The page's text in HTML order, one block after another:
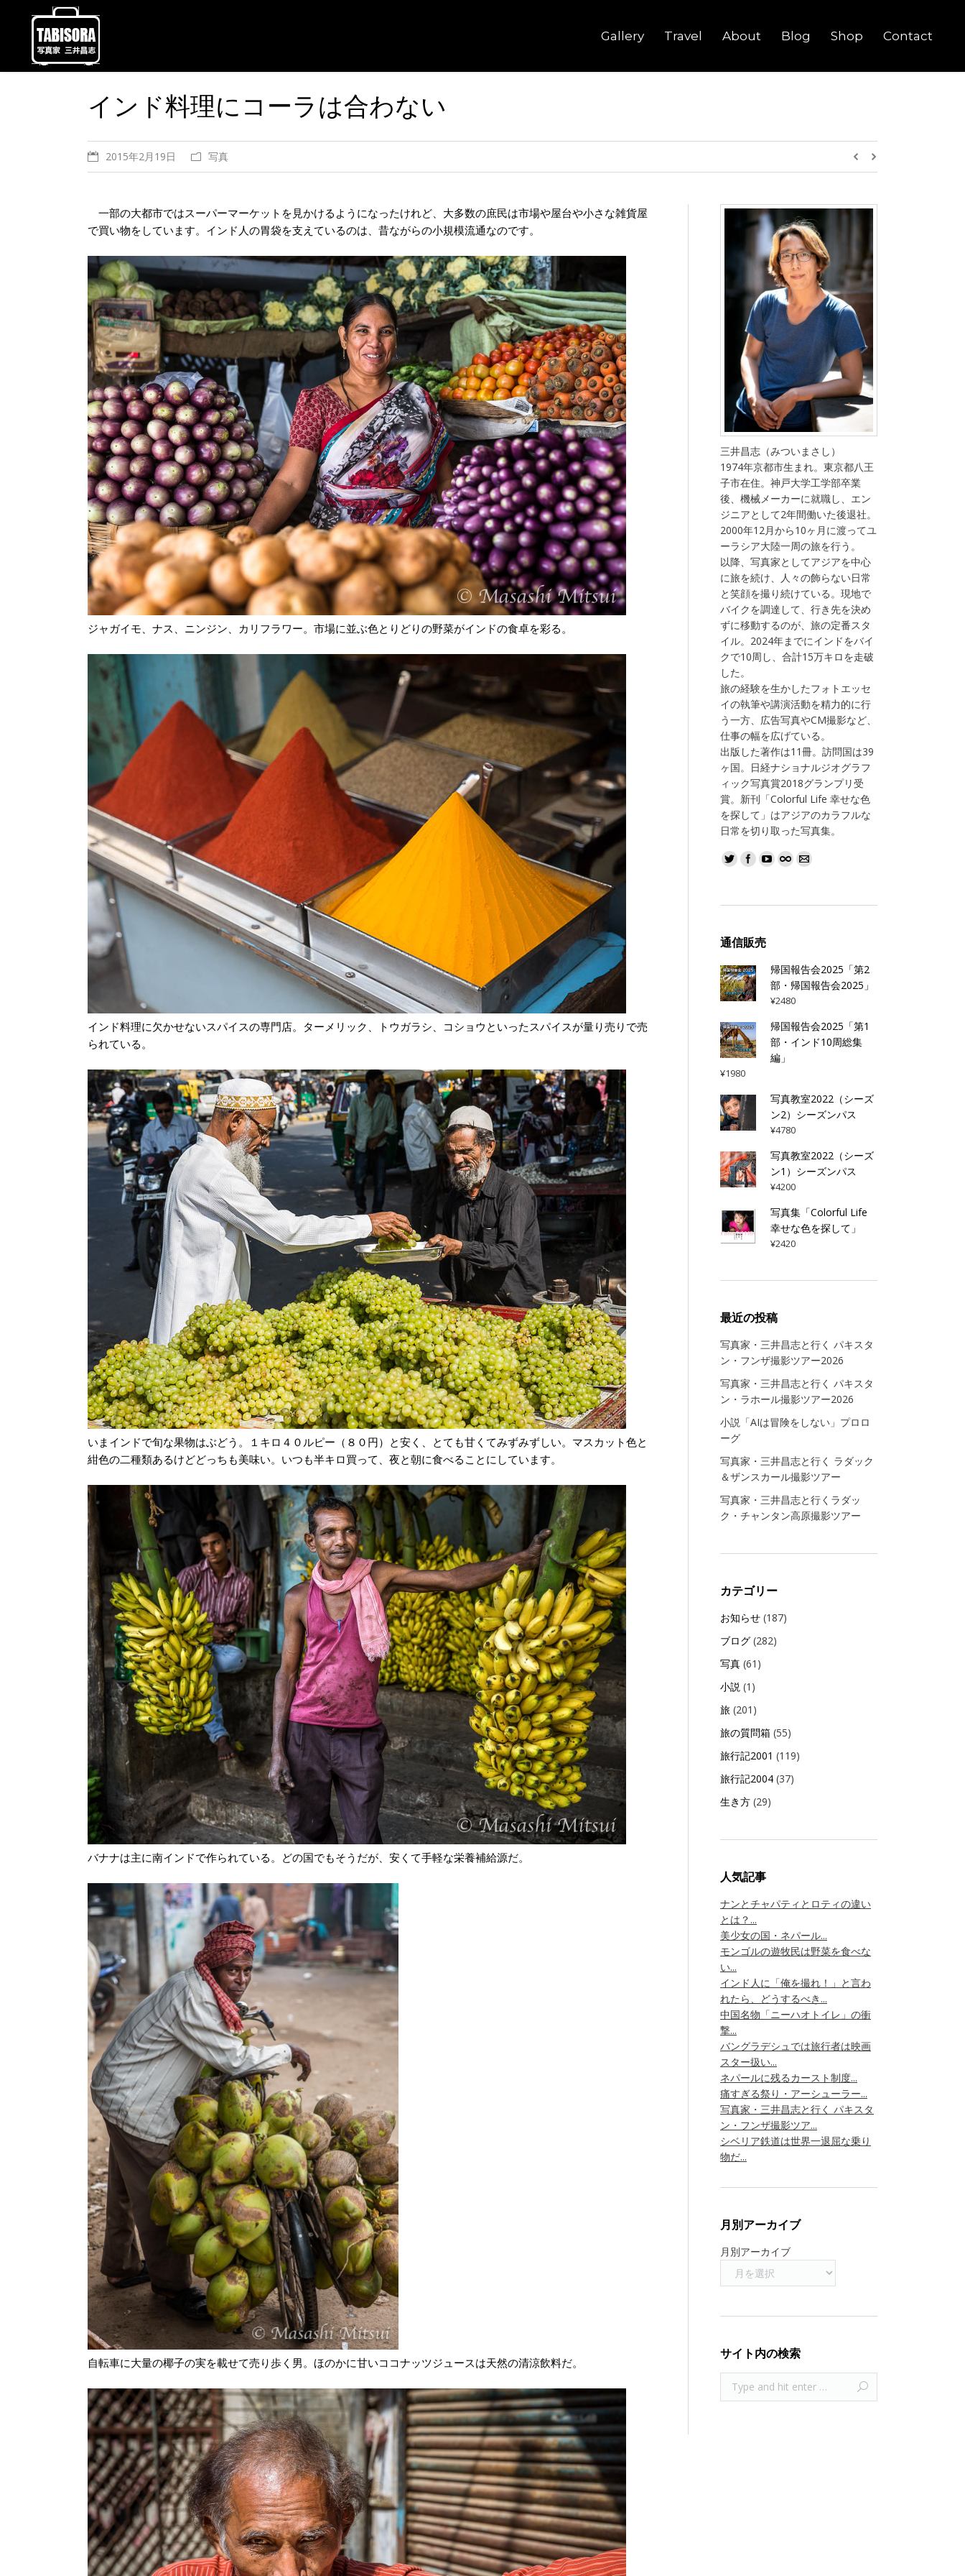
Gallery Travel About Blog Shop Contact
インド料理にコーラは合わない
2015年2月19日 写真
一部の大都市ではスーパーマーケットを見かけるようになったけれど、大多数の庶民は市場や屋台や小さな雑貨屋
で買い物をしています。インド人の胃袋を支えているのは、昔ながらの小規模流通なのです。
ジャガイモ、ナス、ニンジン、カリフラワー。市場に並ぶ色とりどりの野菜がインドの食卓を彩る。
インド料理に欠かせないスパイスの専門店。ターメリック、トウガラシ、コショウといったスパイスが量り売りで売
られている。
いまインドで旬な果物はぶどう。１キロ４０ルピー（８０円）と安く、とても甘くてみずみずしい。マスカット色と
紺色の二種類あるけどどっちも美味い。いつも半キロ買って、夜と朝に食べることにしています。
バナナは主に南インドで作られている。どの国でもそうだが、安くて手軽な栄養補給源だ。
自転車に大量の椰子の実を載せて売り歩く男。ほのかに甘いココナッツジュースは天然の清涼飲料だ。
三井昌志（みついまさし）
1974年京都市生まれ。東京都八王
子市在住。神戸大学工学部卒業
後、機械メーカーに就職し、エン
ジニアとして2年間働いた後退社。
2000年12月から10ヶ月に渡ってユ
ーラシア大陸一周の旅を行う。
以降、写真家としてアジアを中心
に旅を続け、人々の飾らない日常
と笑顔を撮り続けている。現地で
バイクを調達して、行き先を決め
ずに移動するのが、旅の定番スタ
イル。2024年までにインドをバイ
クで10周し、合計15万キロを走破
した。
旅の経験を生かしたフォトエッセ
イの執筆や講演活動を精力的に行
う一方、広告写真やCM撮影など、
仕事の幅を広げている。
出版した著作は11冊。訪問国は39
ヶ国。日経ナショナルジオグラフ
ィック写真賞2018グランプリ受
賞。新刊「Colorful Life 幸せな色
を探して」はアジアのカラフルな
日常を切り取った写真集。
通信販売
帰国報告会2025「第2
部・帰国報告会2025」
¥2480
帰国報告会2025「第1
部・インド10周総集
編」
¥1980
写真教室2022（シーズ
ン2）シーズンパス
¥4780
写真教室2022（シーズ
ン1）シーズンパス
¥4200
写真集「Colorful Life
幸せな色を探して」
¥2420
最近の投稿
写真家・三井昌志と行く パキスタ
ン・フンザ撮影ツアー2026
写真家・三井昌志と行く パキスタ
ン・ラホール撮影ツアー2026
小説「AIは冒険をしない」プロロ
ーグ
写真家・三井昌志と行く ラダック
＆ザンスカール撮影ツアー
写真家・三井昌志と行くラダッ
ク・チャンタン高原撮影ツアー
カテゴリー
お知らせ (187)
ブログ (282)
写真 (61)
小説 (1)
旅 (201)
旅の質問箱 (55)
旅行記2001 (119)
旅行記2004 (37)
生き方 (29)
人気記事
ナンとチャパティとロティの違い
とは？...
美少女の国・ネパール...
モンゴルの遊牧民は野菜を食べな
い...
インド人に「俺を撮れ！」と言わ
れたら、どうするべき...
中国名物「ニーハオトイレ」の衝
撃...
バングラデシュでは旅行者は映画
スター扱い...
ネパールに残るカースト制度...
痛すぎる祭り・アーシューラー...
写真家・三井昌志と行く パキスタ
ン・フンザ撮影ツア...
シベリア鉄道は世界一退屈な乗り
物だ...
月別アーカイブ
月別アーカイブ
サイト内の検索